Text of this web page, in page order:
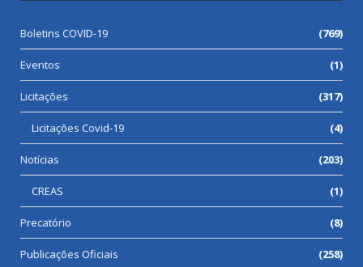
Boletins COVID-19 (769)
Eventos (1)
Licitações (317)
Licitações Covid-19 (4)
Notícias (203)
CREAS (1)
Precatório (8)
Publicações Oficiais (258)